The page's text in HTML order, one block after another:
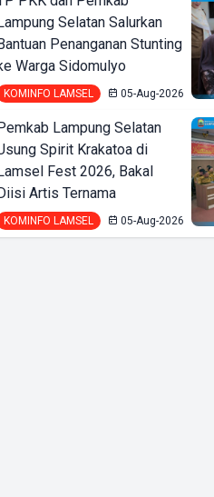
Selatan Salurkan
Penanganan Stunting
Warga Sidomulyo
KOMINFO LAMSEL 05-Aug-2026
Lampung Selatan
Spirit Krakatoa di
Fest 2026, Bakal
Artis Ternama
KOMINFO LAMSEL 05-Aug-2026